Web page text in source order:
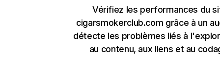
Vérifiez les performances du
cigarsmokerclub.com grâce à un
détecte les problèmes liés à
au contenu, aux liens et au